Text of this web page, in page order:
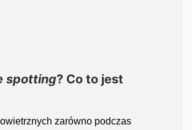
spotting? Co to jest
zarówno podczas